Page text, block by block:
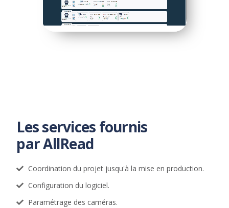
Les services fournis
par AllRead
Coordination du projet jusqu'à la mise en production.
Configuration du logiciel.
Paramétrage des caméras.